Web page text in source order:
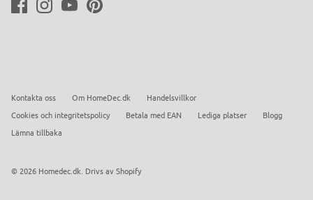
Kontakta oss Om HomeDec.dk
Handelsvillkor
Cookies och integritetspolicy
Betala med EAN Lediga platser
Blogg
Lämna tillbaka
© 2026 Homedec.dk. Drivs av Shopify